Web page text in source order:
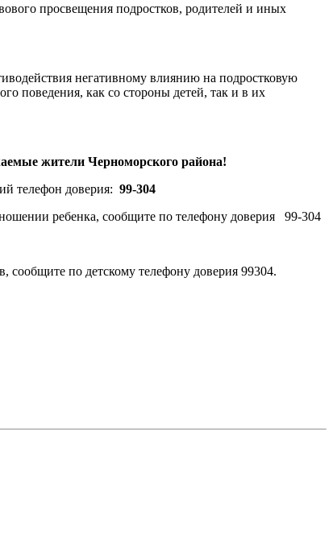
просвещения подростков, родителей и иных
негативному влиянию на подростковую
поведения, как со стороны детей, так и в их
жители Черноморского района!
телефон доверия: 99-304
ребенка, сообщите по телефону доверия 99-304
сообщите по детскому телефону доверия 99304.